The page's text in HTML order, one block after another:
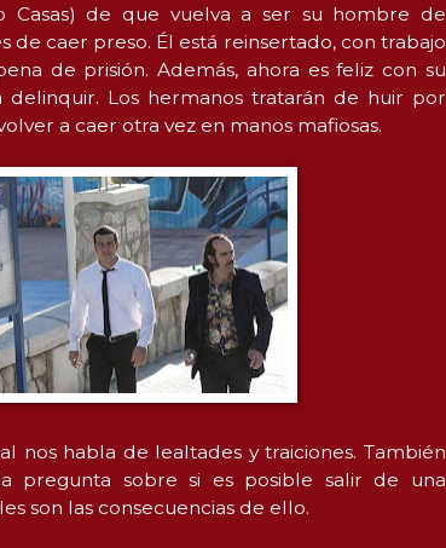
Casas) de que vuelva a ser su hombre de
de caer preso. Él está reinsertado, con trabajo
de prisión. Además, ahora es feliz con su
Los hermanos tratarán de huir por
a caer otra vez en manos mafiosas.
nos habla de lealtades y traiciones. También
pregunta sobre si es posible salir de una
son las consecuencias de ello.